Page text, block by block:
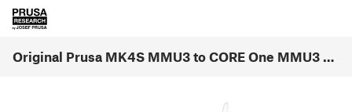
Original Prusa MK4S MMU3 to CORE One MMU3 Conversion (1.00)